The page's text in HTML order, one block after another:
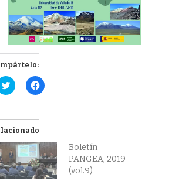
Haz
clic
Twitter
(Se
en
una
ventana
nueva)
Haz
clic
en
una
ventana
nueva)
Boletín
PANGEA, 2019
(vol.9)